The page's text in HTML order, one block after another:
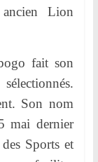
Lion
fait son
Son nom
mai dernier
Sports et